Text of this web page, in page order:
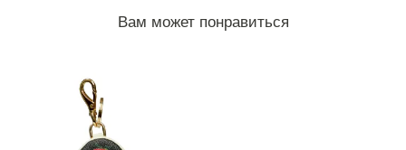
Вам может понравиться